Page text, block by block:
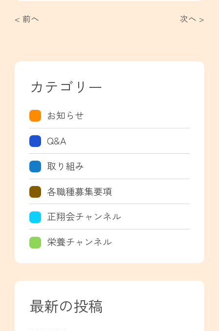
< 前へ 次へ >
カテゴリー
お知らせ
Q&A
取り組み
各職種募集要項
正翔会チャンネル
栄養チャンネル
最新の投稿